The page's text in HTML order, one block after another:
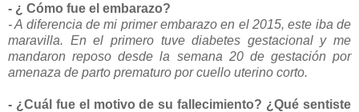
- ¿ Cómo fue el embarazo?
- A diferencia de mi primer embarazo en el 2015, este iba de
maravilla. En el primero tuve diabetes gestacional y me
mandaron reposo desde la semana 20 de gestación por
amenaza de parto prematuro por cuello uterino corto.
- ¿Cuál fue el motivo de su fallecimiento? ¿Qué sentiste